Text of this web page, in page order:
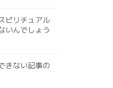
ピリチュアル
いんでしょう
きない記事の